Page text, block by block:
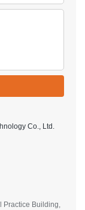
Co., Ltd.
Practice Building,